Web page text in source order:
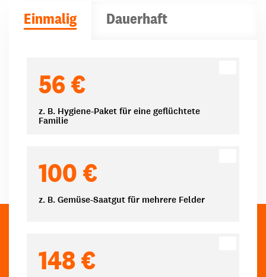
Einmalig Dauerhaft
56 €
z. B. Hygiene-Paket für eine geflüchtete
Familie
100 €
z. B. Gemüse-Saatgut für mehrere Felder
148 €